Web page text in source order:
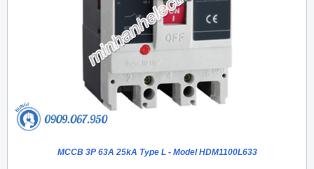
MCCB 3P 63A 25kA Type L - Model HDM1100L633